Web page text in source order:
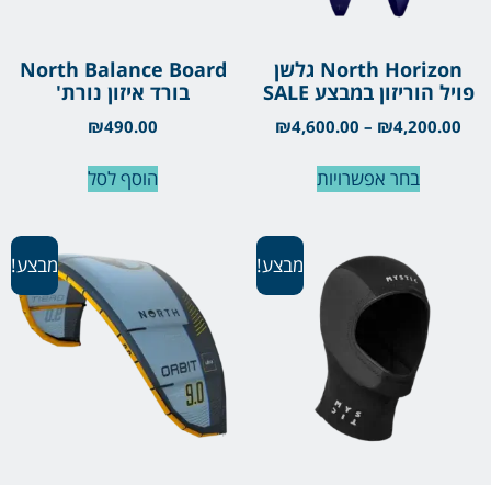
North Horizon גלשן
פויל הוריזון במבצע SALE
₪4,200.00
–
₪4,600.00
בחר אפשרויות
North Balance Board
בורד איזון נורת'
₪490.00
הוסף לסל
מבצע! מבצע!